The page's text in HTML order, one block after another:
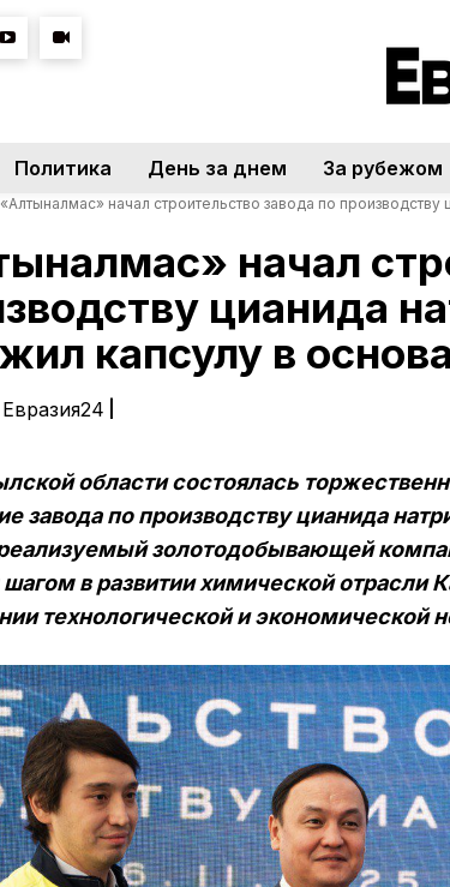
Политика День за днем За рубежом
«Алтыналмас» начал строительство завода по
начал
цианида
капсулу в
Евразия24
области состоялась
завода по производству цианида
золотодобывающей
в развитии химической отрасли
технологической и экономической